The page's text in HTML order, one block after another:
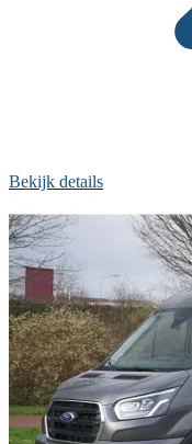
Bekijk details